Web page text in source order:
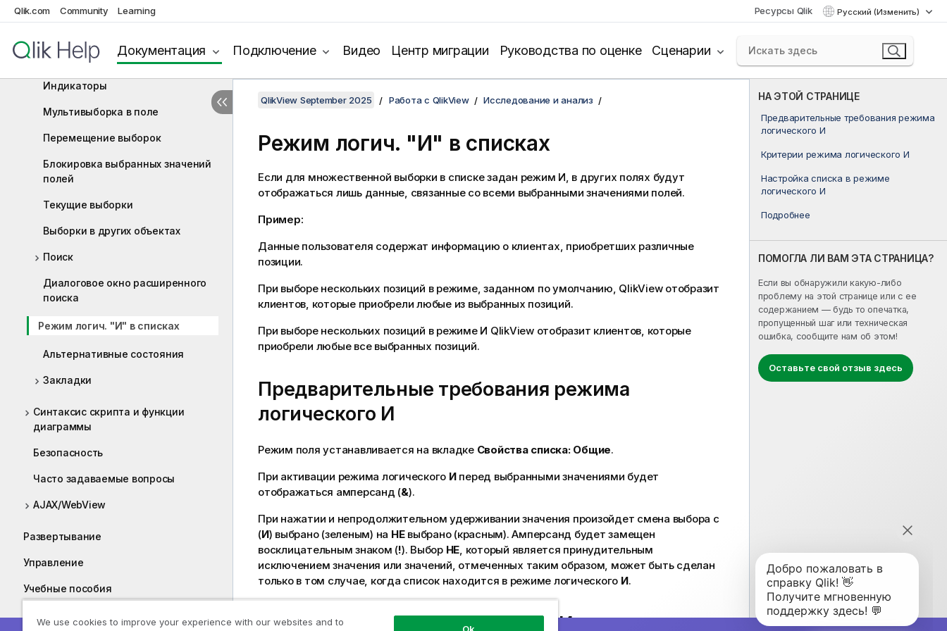
Qlik.com Community Learning Ресурсы Qlik Русский (Изменить)
Документация Подключение Видео Центр миграции Руководства по оценке Сценарии
Выбор значений полей
Стили выборки
Индикаторы
Мультивыборка в поле
Перемещение выборок
Блокировка выбранных значений
полей
Текущие выборки
Выборки в других объектах
Поиск
Диалоговое окно расширенного
поиска
Режим логич. "И" в списках
Альтернативные состояния
Закладки
Синтаксис скрипта и функции
диаграммы
Безопасность
Часто задаваемые вопросы
AJAX/WebView
Развертывание
Управление
Учебные пособия
НА ЭТОЙ СТРАНИЦЕ
Предварительные требования режима
логического И
Критерии режима логического И
Настройка списка в режиме
логического И
Подробнее
ПОМОГЛА ЛИ ВАМ ЭТА СТРАНИЦА?
Если вы обнаружили какую-либо
проблему на этой странице или с ее
содержанием — будь то опечатка,
пропущенный шаг или техническая
ошибка, сообщите нам об этом!
Оставьте свой отзыв здесь
QlikView September 2025 Работа с QlikView Исследование и анализ
Режим логич. "И" в списках
Если для множественной выборки в списке задан режим И, в других полях будут
отображаться лишь данные, связанные со всеми выбранными значениями полей.
Пример:
Данные пользователя содержат информацию о клиентах, приобретших различные
позиции.
При выборе нескольких позиций в режиме, заданном по умолчанию, QlikView отобразит
клиентов, которые приобрели любые из выбранных позиций.
При выборе нескольких позиций в режиме И QlikView отобразит клиентов, которые
приобрели любые все выбранных позиций.
Предварительные требования режима
логического И
Режим поля устанавливается на вкладке Свойства списка: Общие.
При активации режима логического Иперед выбранными значениями будет
отображаться амперсанд (&).
При нажатии и непродолжительном удерживании значения произойдет смена выбора с
(И) выбрано (зеленым) на НЕвыбрано (красным). Амперсанд будет замещен
восклицательным знаком (!). Выбор НЕ , который является принудительным
исключением значения или значений, отмеченных таким образом, может быть сделан
только в том случае, когда список находится в режиме логического И.
Критерии режима логического И
We use cookies to improve your experience with our websites and to